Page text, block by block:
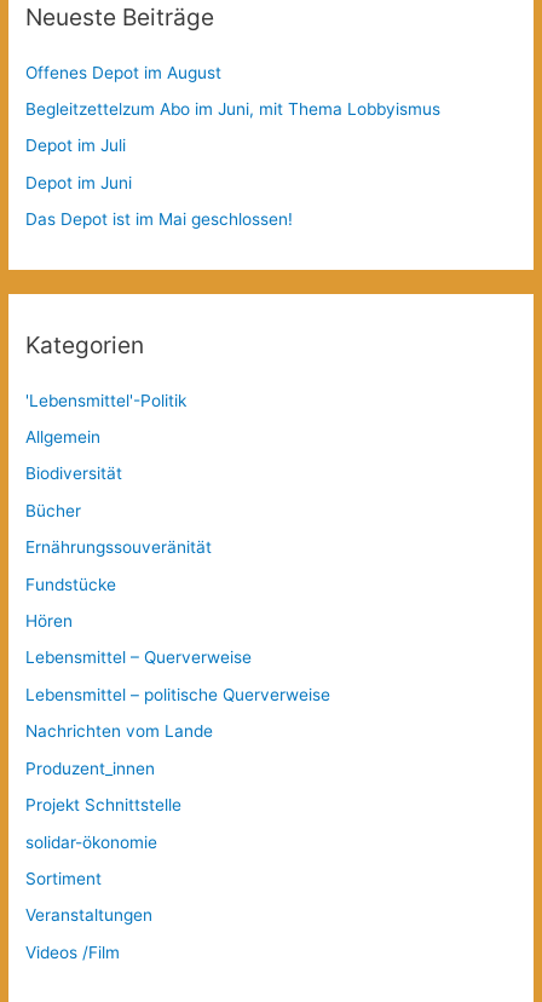
Neueste Beiträge
Offenes Depot im August
Begleitzettelzum Abo im Juni, mit Thema Lobbyismus
Depot im Juli
Depot im Juni
Das Depot ist im Mai geschlossen!
Kategorien
'Lebensmittel'-Politik
Allgemein
Biodiversität
Bücher
Ernährungssouveränität
Fundstücke
Hören
Lebensmittel – Querverweise
Lebensmittel – politische Querverweise
Nachrichten vom Lande
Produzent_innen
Projekt Schnittstelle
solidar-ökonomie
Sortiment
Veranstaltungen
Videos /Film